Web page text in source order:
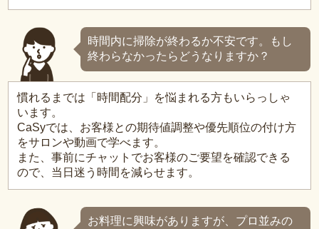
時間内に掃除が終わるか不安です。もし
終わらなかったらどうなりますか？
慣れるまでは「時間配分」を悩まれる方もいらっしゃ
います。
CaSyでは、お客様との期待値調整や優先順位の付け方
をサロンや動画で学べます。
また、事前にチャットでお客様のご要望を確認できる
ので、当日迷う時間を減らせます。
お料理に興味がありますが、プロ並みの